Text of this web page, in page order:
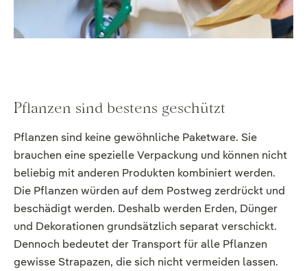
Pflanzen sind bestens geschützt
Pflanzen sind keine gewöhnliche Paketware. Sie
brauchen eine spezielle Verpackung und können nicht
beliebig mit anderen Produkten kombiniert werden.
Die Pflanzen würden auf dem Postweg zerdrückt und
beschädigt werden. Deshalb werden Erden, Dünger
und Dekorationen grundsätzlich separat verschickt.
Dennoch bedeutet der Transport für alle Pflanzen
gewisse Strapazen, die sich nicht vermeiden lassen.